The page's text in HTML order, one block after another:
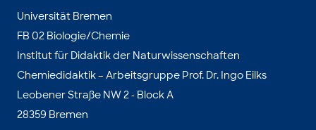
Universität Bremen
FB 02 Biologie/Chemie
Institut für Didaktik der Naturwissenschaften
Chemiedidaktik – Arbeitsgruppe Prof. Dr. Ingo Eilks
Leobener Straße NW 2 - Block A
28359 Bremen